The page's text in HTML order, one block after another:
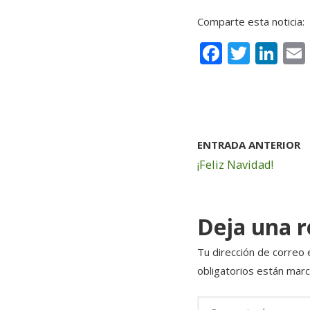
Comparte esta noticia:
F
b
o
T
r
Li
dI
ENTRADA ANTERIOR
¡Feliz Navidad!
Deja una
Tu dirección de correo
obligatorios están